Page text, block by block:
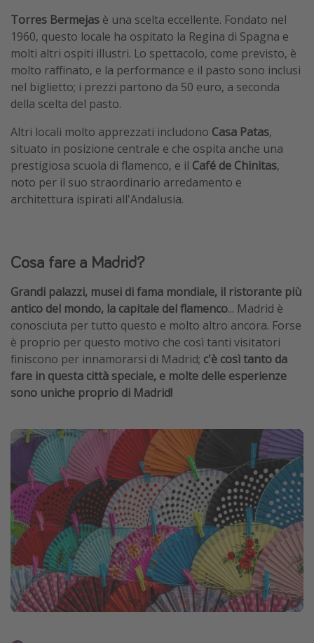
Torres Bermejas è una scelta eccellente. Fondato nel
1960, questo locale ha ospitato la Regina di Spagna e
molti altri ospiti illustri. Lo spettacolo, come previsto, è
molto raffinato, e la performance e il pasto sono inclusi
nel biglietto; i prezzi partono da 50 euro, a seconda
della scelta del pasto.
Altri locali molto apprezzati includono Casa Patas,
situato in posizione centrale e che ospita anche una
prestigiosa scuola di flamenco, e il Café de Chinitas,
noto per il suo straordinario arredamento e
architettura ispirati all'Andalusia.
Cosa fare a Madrid?
Grandi palazzi, musei di fama mondiale, il ristorante più
antico del mondo, la capitale del flamenco... Madrid è
conosciuta per tutto questo e molto altro ancora. Forse
è proprio per questo motivo che così tanti visitatori
finiscono per innamorarsi di Madrid; c'è così tanto da
fare in questa città speciale, e molte delle esperienze
sono uniche proprio di Madrid!